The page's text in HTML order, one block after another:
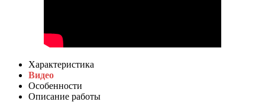
Характеристика
Видео
Особенности
Описание работы